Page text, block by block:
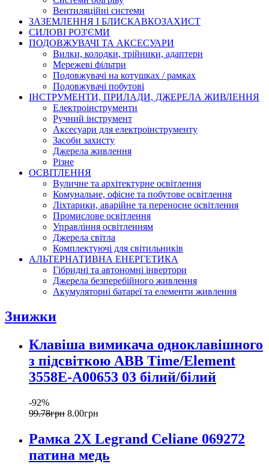
Вентиляційні системи
ЗАЗЕМЛЕННЯ І БЛИСКАВКОЗАХИСТ
СИЛОВІ РОЗ'ЄМИ
ПОДОВЖУВАЧІ ТА АКСЕСУАРИ
Вилки, колодки, трійники, адаптери
Мережеві фільтри
Подовжувачі на котушках / рамках
Подовжувачі побутові
ІНСТРУМЕНТИ, ПРИЛАДИ, ДЖЕРЕЛА ЖИВЛЕННЯ
Електроінструменти
Ручний інструмент
Аксесуари для електроінструменту
Засоби захисту
Джерела живлення
Різне
ОСВІТЛЕННЯ
Вуличне та архітектурне освітлення
Комунальне, офісне та побутове освітлення
Ліхтарики, аварійне та переносне освітлення
Промислове освітлення
Управління освітленням
Джерела світла
Комплектуючі для світильників
АЛЬТЕРНАТИВНА ЕНЕРГЕТИКА
Гібридні та автономні інвертори
Джерела безперебійного живлення
Акумуляторні батареї та елементи живлення
Знижки
Клавіша вимикача одноклавішного
з підсвіткою ABB Time/Element
3558E-A00653 03 білий/білий
-92%
99.78грн 8.00грн
Рамка 2Х Legrand Celiane 069272
патина медь